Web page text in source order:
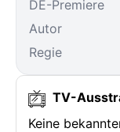
DE-Premiere
Autor
Regie
TV-
Keine